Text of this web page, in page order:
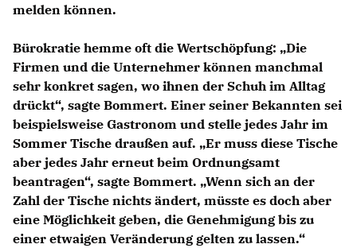
melden können.
Bürokratie hemme oft die Wertschöpfung: „Die
Firmen und die Unternehmer können manchmal
sehr konkret sagen, wo ihnen der Schuh im Alltag
drückt“, sagte Bommert. Einer seiner Bekannten sei
beispielsweise Gastronom und stelle jedes Jahr im
Sommer Tische draußen auf. „Er muss diese Tische
aber jedes Jahr erneut beim Ordnungsamt
beantragen“, sagte Bommert. „Wenn sich an der
Zahl der Tische nichts ändert, müsste es doch aber
eine Möglichkeit geben, die Genehmigung bis zu
einer etwaigen Veränderung gelten zu lassen.“